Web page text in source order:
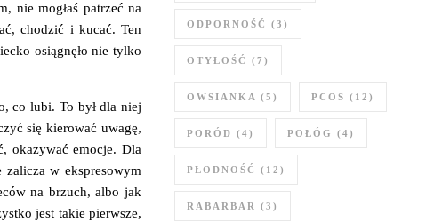
nie mogłaś patrzeć na
chodzić i kucać. Ten
osiągnęło nie tylko
co lubi. To był dla niej
się kierować uwagę,
okazywać emocje. Dla
zalicza w ekspresowym
na brzuch, albo jak
jest takie pierwsze,
ODPORNOŚĆ (3)
OTYŁOŚĆ (7)
OWSIANKA (5) PCOS (12)
PORÓD (4) POŁÓG (4)
PŁODNOŚĆ (12)
RABARBAR (3)